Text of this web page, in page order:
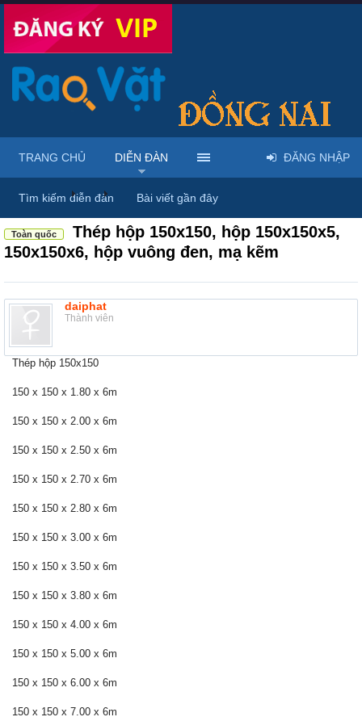
Diễn đàn ... Rao vặt tổng hợp - Uy tín - Miễn phí
Toàn quốc
Thép hộp 150x150, hộp 150x150x5,
150x150x6, hộp vuông đen, mạ kẽm
daiphat
Thành viên
Thép hộp 150x150
150 x 150 x 1.80 x 6m
150 x 150 x 2.00 x 6m
150 x 150 x 2.50 x 6m
150 x 150 x 2.70 x 6m
150 x 150 x 2.80 x 6m
150 x 150 x 3.00 x 6m
150 x 150 x 3.50 x 6m
150 x 150 x 3.80 x 6m
150 x 150 x 4.00 x 6m
150 x 150 x 5.00 x 6m
150 x 150 x 6.00 x 6m
150 x 150 x 7.00 x 6m
TRANG CHỦ DIỄN ĐÀN
Tìm kiếm diễn đàn Bài viết gần đây
ĐĂNG NHẬP